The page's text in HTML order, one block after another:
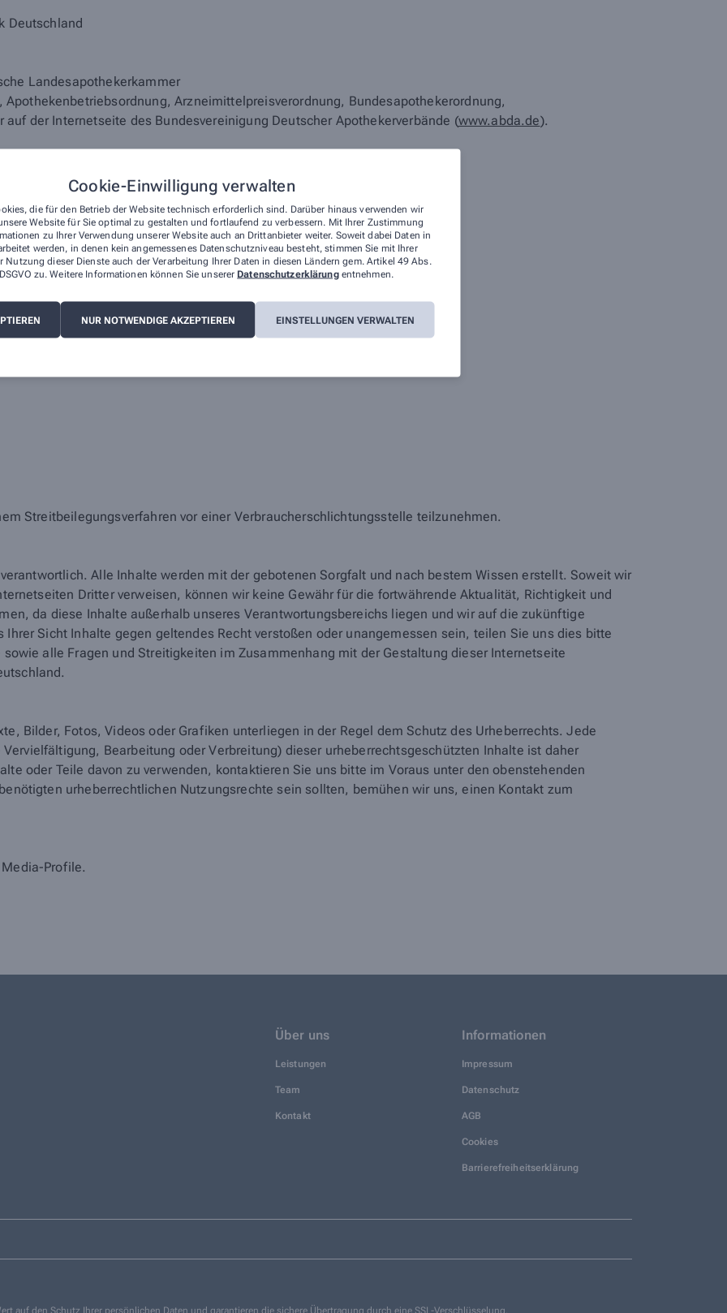
Cookie-Einwilligung verwalten
die für den Betrieb der Website technisch erforderlich sind. Darüber hinaus verwenden wir
Website für Sie optimal zu gestalten und fortlaufend zu verbessern. Mit Ihrer Zustimmung
zu Ihrer Verwendung unserer Website auch an Drittanbieter weiter. Soweit dabei Daten in
werden, in denen kein angemessenes Datenschutzniveau besteht, stimmen Sie mit Ihrer
Nutzung dieser Dienste auch der Verarbeitung Ihrer Daten in diesen Ländern gem. Artikel 49 Abs.
zu. Weitere Informationen können Sie unserer Datenschutzerklärungentnehmen.
NUR NOTWENDIGE AKZEPTIEREN EINSTELLUNGEN VERWALTEN
Deutschland
Landesapothekerkammer
Arzneimittelpreisverordnung, Bundesapothekerordnung,
der Internetseite des Bundesvereinigung Deutscher Apothekerverbände (www.abda.de).
im Geltungsbereich des Arzneimittelgesetzes (AMG):
Apotheke können Sie hier erreichen:
Streitbeilegungsverfahren vor einer Verbraucherschlichtungsstelle teilzunehmen.
Alle Inhalte werden mit der gebotenen Sorgfalt und nach bestem Wissen erstellt. Soweit wir
Dritter verweisen, können wir keine Gewähr für die fortwährende Aktualität, Richtigkeit und
da diese Inhalte außerhalb unseres Verantwortungsbereichs liegen und wir auf die zukünftige
Sicht Inhalte gegen geltendes Recht verstoßen oder unangemessen sein, teilen Sie uns dies bitte
alle Fragen und Streitigkeiten im Zusammenhang mit der Gestaltung dieser Internetseite
Bilder, Fotos, Videos oder Grafiken unterliegen in der Regel dem Schutz des Urheberrechts. Jede
Bearbeitung oder Verbreitung) dieser urheberrechtsgeschützten Inhalte ist daher
oder Teile davon zu verwenden, kontaktieren Sie uns bitte im Voraus unter den obenstehenden
urheberrechtlichen Nutzungsrechte sein sollten, bemühen wir uns, einen Kontakt zum
Profile.
Über uns
Leistungen
Team
Kontakt
Informationen
Impressum
Datenschutz
AGB
Cookies
Barrierefreiheitserklärung
auf den Schutz Ihrer persönlichen Daten und garantieren die sichere Übertragung durch eine SSL-Verschlüsselung.